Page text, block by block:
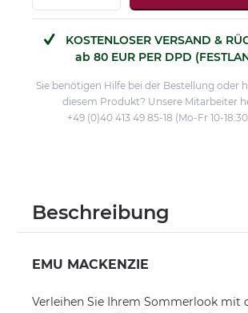
KOSTENLOSER VERSAND &
ab 80 EUR PER DPD
Sie benötigen Hilfe bei der Bestellung oder
diesem Produkt? Unsere Mitarbeiter
+49 (0)40 413 49 85-18 (Mo-Fr 10-
Beschreibung
EMU MACKENZIE
Verleihen Sie Ihrem Sommerlook mit